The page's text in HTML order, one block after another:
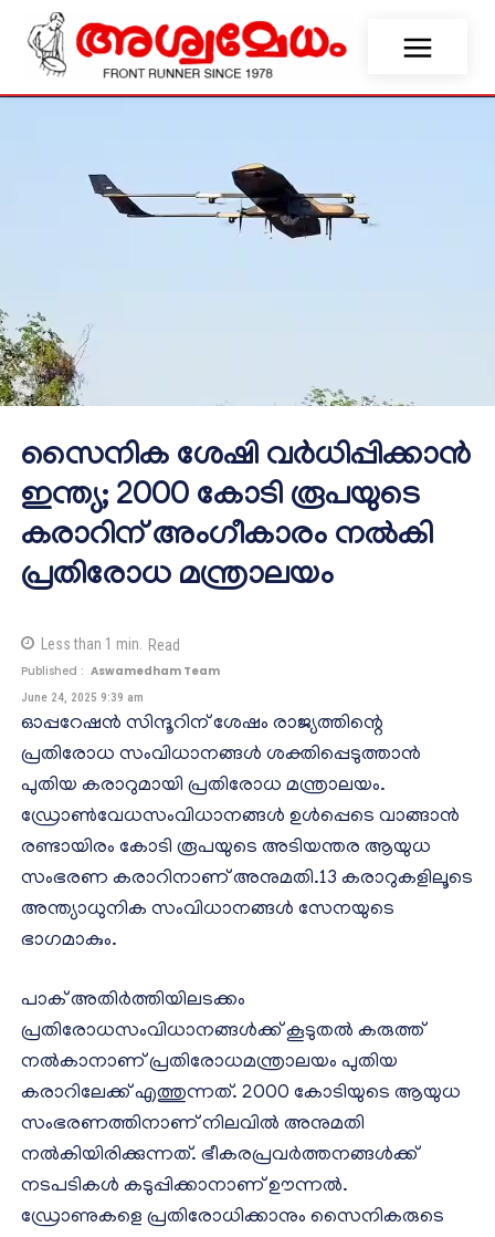
സൈനിക ശേഷി വർധിപ്പിക്കാൻ
ഇന്ത്യ; 2000 കോടി രൂപയുടെ
കരാറിന് അംഗീകാരം നൽകി
പ്രതിരോധ മന്ത്രാലയം
Less than 1 min. Read
Published : Aswamedham Team
June 24, 2025 9:39 am
ഓപ്പറേഷൻ സിന്ദൂറിന് ശേഷം രാജ്യത്തിന്റെ
പ്രതിരോധ സംവിധാനങ്ങള്‍ ശക്തിപ്പെടുത്താന്‍
പുതിയ കരാറുമായി പ്രതിരോധ മന്ത്രാലയം.
ഡ്രോൺവേധസംവിധാനങ്ങൾ ഉൾപ്പെടെ വാങ്ങാൻ
രണ്ടായിരം കോടി രൂപയുടെ അടിയന്തര ആയുധ
സംഭരണ കരാറിനാണ് അനുമതി.13 കരാറുകളിലൂടെ
അന്ത്യാധുനിക സംവിധാനങ്ങൾ സേനയുടെ
ഭാഗമാകും.
പാക് അതിർത്തിയിലടക്കം
പ്രതിരോധസംവിധാനങ്ങൾക്ക് കൂടുതൽ കരുത്ത്
നൽകാനാണ് പ്രതിരോധമന്ത്രാലയം പുതിയ
കരാറിലേക്ക് എത്തുന്നത്. 2000 കോടിയുടെ ആയുധ
സംഭരണത്തിനാണ് നിലവിൽ അനുമതി
നൽകിയിരിക്കുന്നത്. ഭീകരപ്രവർത്തനങ്ങൾക്ക്
നടപടികൾ കടുപ്പിക്കാനാണ് ഊന്നൽ.
ഡ്രോണുകളെ പ്രതിരോധിക്കാനും സൈനികരുടെ